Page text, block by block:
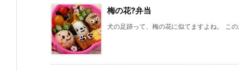
梅の花?弁当
犬の足跡って、梅の花に似てますよね。 こ